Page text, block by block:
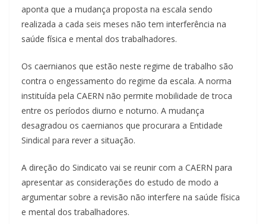
aponta que a mudança proposta na escala sendo
realizada a cada seis meses não tem interferência na
saúde física e mental dos trabalhadores.
Os caernianos que estão neste regime de trabalho são
contra o engessamento do regime da escala. A norma
instituída pela CAERN não permite mobilidade de troca
entre os períodos diurno e noturno. A mudança
desagradou os caernianos que procurara a Entidade
Sindical para rever a situação.
A direção do Sindicato vai se reunir com a CAERN para
apresentar as considerações do estudo de modo a
argumentar sobre a revisão não interfere na saúde física
e mental dos trabalhadores.